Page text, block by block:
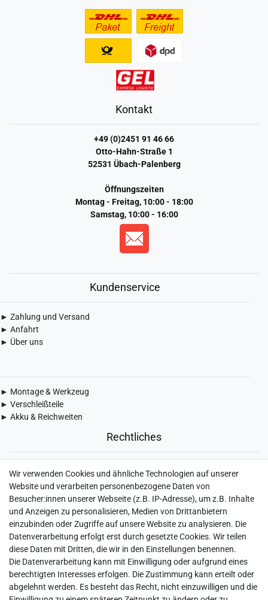
Kontakt
+49 (0)2451 91 46 66
Otto-Hahn-Straße 1
52531 Übach-Palenberg
Öffnungszeiten
Montag - Freitag, 10:00 - 18:00
Samstag, 10:00 - 16:00
Kundenservice
► Zahlung und Versand
► Anfahrt
► Über uns
► Montage & Werkzeug
► Verschleißteile
► Akku & Reichweiten
Rechtliches
► Impressum
► Daten­schutz­erklärung
► AGB & Kundeninformation
► Barrierefreiheitserklärung
► Batterieentsorgung
► Kontakt
Mein Konto
► Registrieren
Wir verwenden Cookies und ähnliche Technologien auf unserer
Website und verarbeiten personenbezogene Daten von
Besucher:innen unserer Webseite (z.B. IP-Adresse), um z.B. Inhalte
und Anzeigen zu personalisieren, Medien von Drittanbietern
einzubinden oder Zugriffe auf unsere Website zu analysieren. Die
Datenverarbeitung erfolgt erst durch gesetzte Cookies. Wir teilen
diese Daten mit Dritten, die wir in den Einstellungen benennen.
Die Datenverarbeitung kann mit Einwilligung oder aufgrund eines
berechtigten Interesses erfolgen. Die Zustimmung kann erteilt oder
abgelehnt werden. Es besteht das Recht, nicht einzuwilligen und die